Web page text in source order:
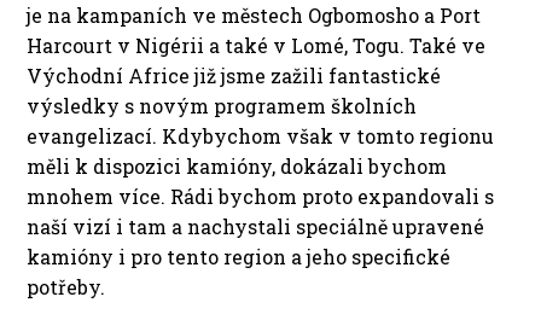
je na kampaních ve městech Ogbomosho a Port
Harcourt v Nigérii a také v Lomé, Togu. Také ve
Východní Africe již jsme zažili fantastické
výsledky s novým programem školních
evangelizací. Kdybychom však v tomto regionu
měli k dispozici kamióny, dokázali bychom
mnohem více. Rádi bychom proto expandovali s
naší vizí i tam a nachystali speciálně upravené
kamióny i pro tento region a jeho specifické
potřeby.